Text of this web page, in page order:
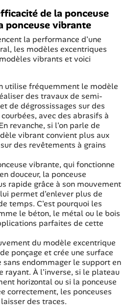
de la ponceuse
ponceuse vibrante
la performance d'une
les modèles excentriques
vibrants et voici
utilise fréquemment le modèle
des travaux de semi-
de dégrossissages sur des
avec des abrasifs à
revanche, si l'on parle de
vibrant convient plus aux
des revêtements à grains
vibrante, qui fonctionne
douceur, la ponceuse
rapide grâce à son mouvement
permet d'enlever plus de
temps. C'est pourquoi les
le béton, le métal ou le bois
parfaites de cette
du modèle excentrique
ponçage et crée une surface
endommager le support en
rayant. À l'inverse, si le plateau
horizontal ou si la ponceuse
correctement, les ponceuses
des traces.